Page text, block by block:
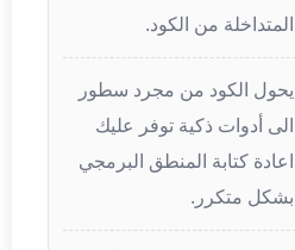
المتداخلة من الكود.
يحول الكود من مجرد سطور
الى أدوات ذكية توفر عليك
اعادة كتابة المنطق البرمجي
بشكل متكرر.